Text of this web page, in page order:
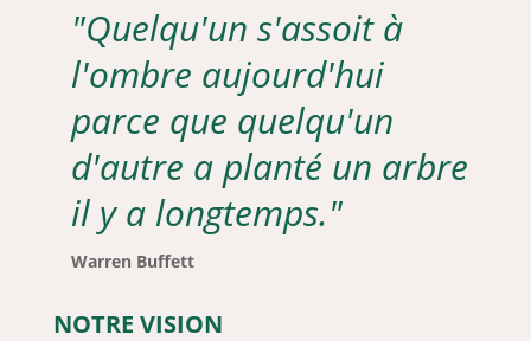
"Quelqu'un s'assoit à
l'ombre aujourd'hui
parce que quelqu'un
d'autre a planté un arbre
il y a longtemps."
Warren Buffett
NOTRE VISION